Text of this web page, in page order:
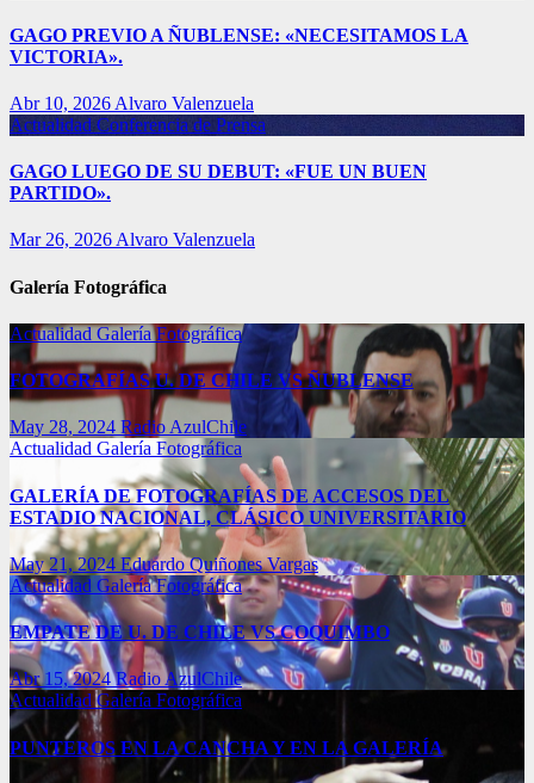
GAGO PREVIO A ÑUBLENSE: «NECESITAMOS LA
VICTORIA».
Abr 10, 2026 Alvaro Valenzuela
Actualidad Conferencia de Prensa
GAGO LUEGO DE SU DEBUT: «FUE UN BUEN
PARTIDO».
Mar 26, 2026 Alvaro Valenzuela
Galería Fotográfica
ActualidadGalería Fotográfica
FOTOGRAFÍAS U. DE CHILE VS ÑUBLENSE
May 28, 2024 Radio AzulChile
Actualidad Galería Fotográfica
GALERÍA DE FOTOGRAFÍAS DE ACCESOS DEL
ESTADIO NACIONAL, CLÁSICO UNIVERSITARIO
May 21, 2024 Eduardo Quiñones Vargas
Actualidad Galería Fotográfica
EMPATE DE U. DE CHILE VS COQUIMBO
Abr 15, 2024Radio AzulChile
ActualidadGalería Fotográfica
PUNTEROS EN LA CANCHA Y EN LA GALERÍA